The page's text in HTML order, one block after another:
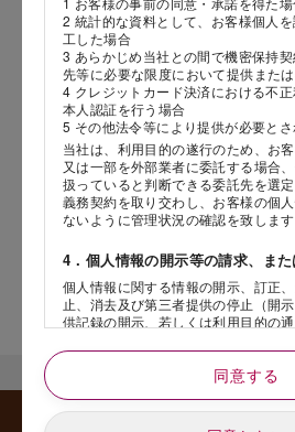
2 統計的な資料として、お客様個人
工した場合
3 あらかじめ当社との間で機密保持
先等に必要な限度において提供また
4 クレジットカード決済における不
本人認証を行う場合
5 その他法令等により提供が必要と
当社は、利用目的の遂行のため、お
又は一部を外部業者に委託する場合
扱っていると判断できる委託先を選
義務契約を取り交わし、お客様の個
ないように管理状況の確認を致します
4．個人情報の開示等の請求、ま
個人情報に関する情報の開示、訂正
止、消去及び第三者提供の停止（開
供記録の開示、若しくは利用目的の
のお申し出があった場合には、請求
あるいは正式な代理人として認めら
な期間と範囲内で対応させていただ
同意する
店舗サービスに関するお問い合わせにつ
舗名』を記載いただけますと幸いです。
岳や末広がりを意味す
やつ時」という意味を込
。雄大な八ヶ岳山麓の自
れる、こだわりのスイー
Malaysia
UAE
Vietnam